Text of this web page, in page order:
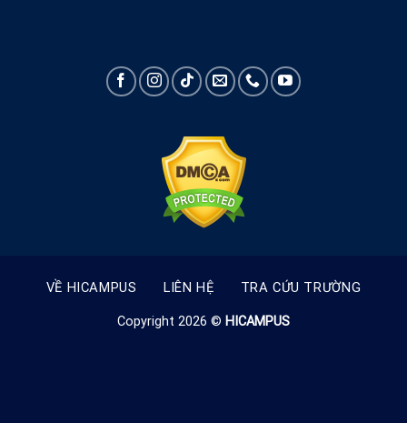
VỀ HICAMPUS LIÊN HỆ TRA CỨU TRƯỜNG
Copyright 2026 © HICAMPUS